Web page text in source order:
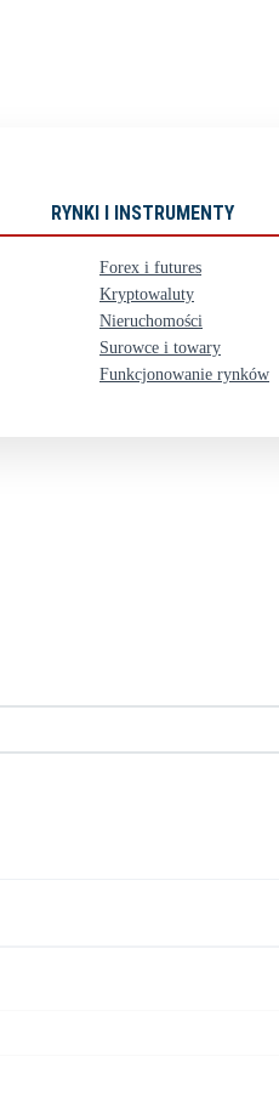
RYNKI I INSTRUMENTY
Forex i futures
Kryptowaluty
Nieruchomości
Surowce i towary
Funkcjonowanie rynków